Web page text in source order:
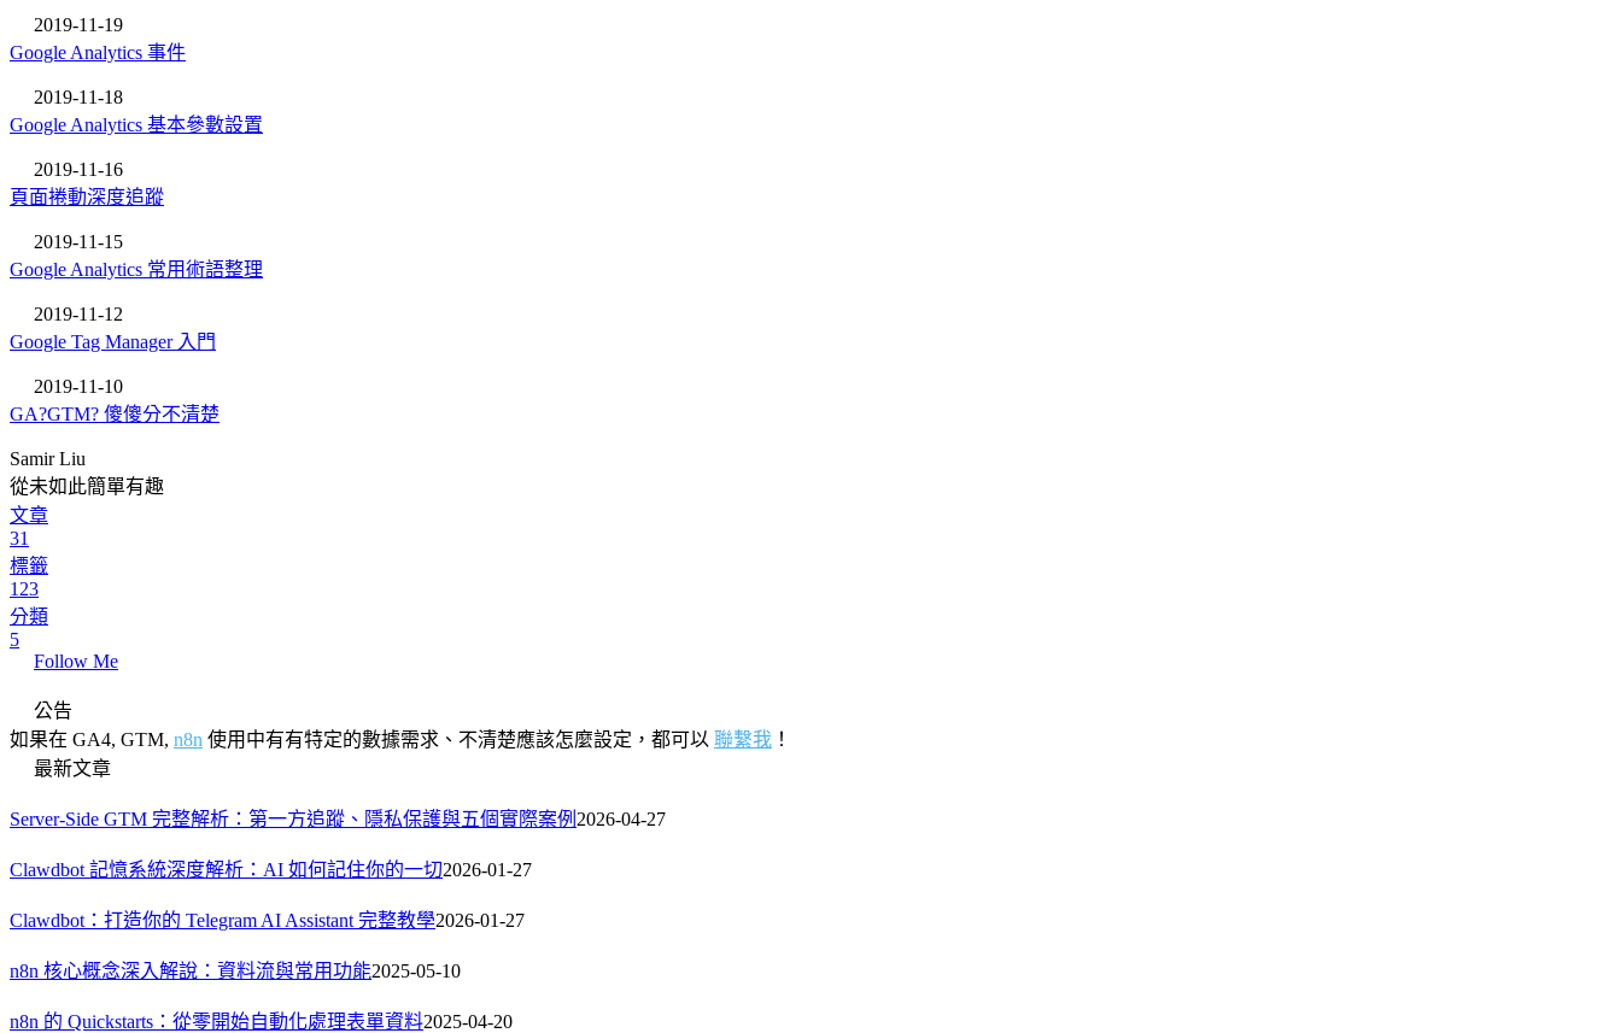
2019-11-19
Google Analytics 事件
2019-11-18
Google Analytics 基本參數設置
2019-11-16
頁面捲動深度追蹤
2019-11-15
Google Analytics 常用術語整理
2019-11-12
Google Tag Manager 入門
2019-11-10
GA?GTM? 傻傻分不清楚
Samir Liu
從未如此簡單有趣
文章
31
標籤
123
分類
5
Follow Me
公告
如果在 GA4, GTM, n8n 使用中有有特定的數據需求、不清楚應該怎麼設定，都可以 聯繫我 ！
最新文章
Server-Side GTM 完整解析：第一方追蹤、隱私保護與五個實際案例 2026-04-27
Clawdbot 記憶系統深度解析：AI 如何記住你的一切2026-01-27
Clawdbot：打造你的 Telegram AI Assistant 完整教學2026-01-27
n8n 核心概念深入解說：資料流與常用功能2025-05-10
n8n 的 Quickstarts：從零開始自動化處理表單資料2025-04-20